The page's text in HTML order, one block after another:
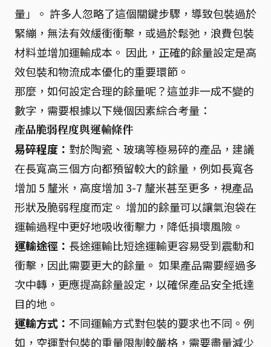
量」。 許多人忽略了這個關鍵步驟，導致包裝過於
緊繃，無法有效緩衝衝擊，或過於鬆弛，浪費包裝
材料並增加運輸成本。 因此，正確的餘量設定是高
效包裝和物流成本優化的重要環節。
那麼，如何設定合理的餘量呢？這並非一成不變的
數字，需要根據以下幾個因素綜合考量：
產品脆弱程度與運輸條件
易碎程度： 對於陶瓷、玻璃等極易碎的產品，建議
在長寬高三個方向都預留較大的餘量，例如長寬各
增加 5 釐米，高度增加 3-7 釐米甚至更多，視產品
形狀及脆弱程度而定。 增加的餘量可以讓氣泡袋在
運輸過程中更好地吸收衝擊力，降低損壞風險。
運輸途徑： 長途運輸比短途運輸更容易受到震動和
衝擊，因此需要更大的餘量。 如果產品需要經過多
次中轉，更應提高餘量設定，以確保產品安全抵達
目的地。
運輸方式： 不同運輸方式對包裝的要求也不同。例
如，空運對包裝的重量限制較嚴格，需要盡量減少